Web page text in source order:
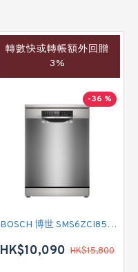
轉數快或轉帳額外回贈
3%
-36 %
BOSCH 博世 SMS6ZCI85M 14套標準餐具 60厘米 座地式洗碗碟機
HK$10,090 HK$15,800